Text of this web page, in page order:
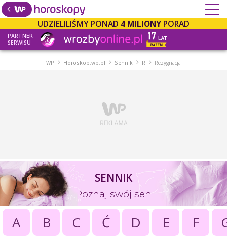
UDZIELILIŚMY PONAD 4 MILIONY PORAD
PARTNER
SERWISU
WP Horoskop.wp.pl Sennik R Rezygnacja
SENNIK
Poznaj swój sen
A B C Ć D E F